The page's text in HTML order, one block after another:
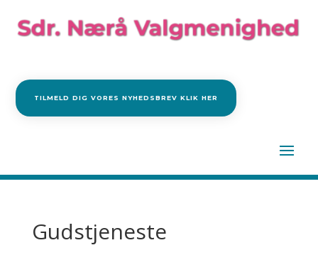
TILMELD DIG VORES NYHEDSBREV KLIK HER
Gudstjeneste